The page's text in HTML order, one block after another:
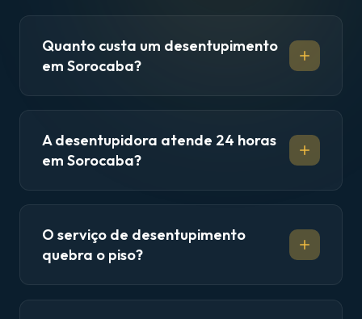
Quanto custa um desentupimento
em Sorocaba?
A desentupidora atende 24 horas
em Sorocaba?
O serviço de desentupimento
quebra o piso?